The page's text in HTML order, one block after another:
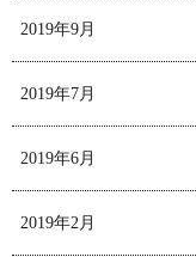
2019年9月
2019年7月
2019年6月
2019年2月